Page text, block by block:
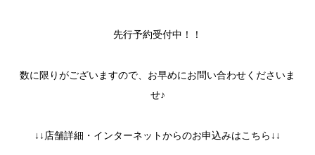
先行予約受付中！！
数に限りがございますので、お早めにお問い合わせくださいま
せ♪
↓↓店舗詳細・インターネットからのお申込みはこちら↓↓